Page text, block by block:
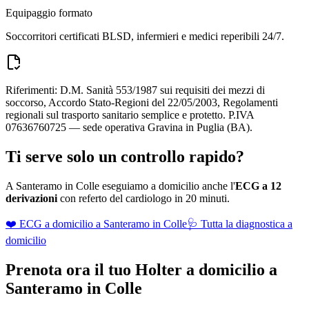
Equipaggio formato
Soccorritori certificati BLSD, infermieri e medici reperibili 24/7.
Riferimenti: D.M. Sanità 553/1987 sui requisiti dei mezzi di
soccorso, Accordo Stato-Regioni del 22/05/2003, Regolamenti
regionali sul trasporto sanitario semplice e protetto. P.IVA
07636760725 — sede operativa Gravina in Puglia (BA).
Ti serve solo un controllo rapido?
A Santeramo in Colle eseguiamo a domicilio anche l'ECG a 12
derivazioni con referto del cardiologo in 20 minuti.
❤️ ECG a domicilio a Santeramo in Colle🩺 Tutta la diagnostica a
domicilio
Prenota ora il tuo Holter a domicilio a
Santeramo in Colle